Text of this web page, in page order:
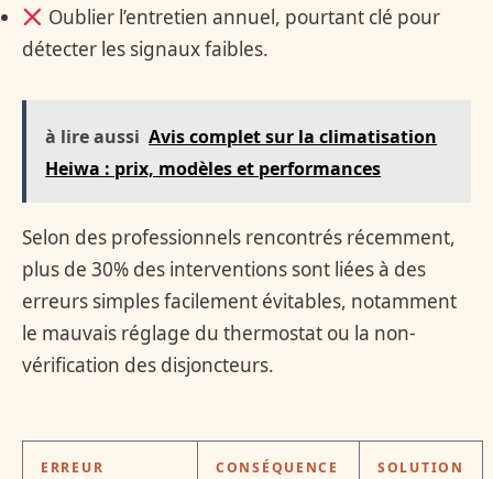
Oublier l’entretien annuel, pourtant clé pour
détecter les signaux faibles.
à lire aussi Avis complet sur la climatisation
Heiwa : prix, modèles et performances
Selon des professionnels rencontrés récemment,
plus de 30% des interventions sont liées à des
erreurs simples facilement évitables, notamment
le mauvais réglage du thermostat ou la non-
vérification des disjoncteurs.
ERREUR
CONSÉQUENCE
SOLUTION